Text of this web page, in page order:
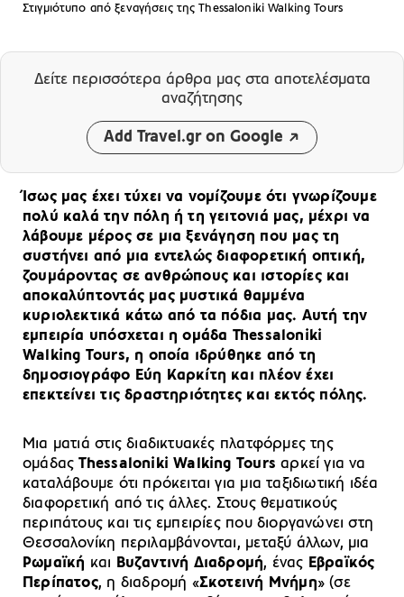
Στιγμιότυπο από ξεναγήσεις της Thessaloniki Walking Tours
Δείτε περισσότερα άρθρα μας στα αποτελέσματα
αναζήτησης
Add Travel.gr on Google
Ίσως μας έχει τύχει να νομίζουμε ότι γνωρίζουμε
πολύ καλά την πόλη ή τη γειτονιά μας, μέχρι να
λάβουμε μέρος σε μια ξενάγηση που μας τη
συστήνει από μια εντελώς διαφορετική οπτική,
ζουμάροντας σε ανθρώπους και ιστορίες και
αποκαλύπτοντάς μας μυστικά θαμμένα
κυριολεκτικά κάτω από τα πόδια μας. Αυτή την
εμπειρία υπόσχεται η ομάδα Thessaloniki
Walking Tours, η οποία ιδρύθηκε από τη
δημοσιογράφο Εύη Καρκίτη και πλέον έχει
επεκτείνει τις δραστηριότητες και εκτός πόλης.
Μια ματιά στις διαδικτυακές πλατφόρμες της
ομάδαςThessaloniki Walking Tours αρκεί για να
καταλάβουμε ότι πρόκειται για μια ταξιδιωτική ιδέα
διαφορετική από τις άλλες. Στους θεματικούς
περιπάτους και τις εμπειρίες που διοργανώνει στη
Θεσσαλονίκη περιλαμβάνονται, μεταξύ άλλων, μια
Ρωμαϊκή και Βυζαντινή Διαδρομή, ένας Εβραϊκός
Περίπατος, η διαδρομή «Σκοτεινή Μνήμη» (σε